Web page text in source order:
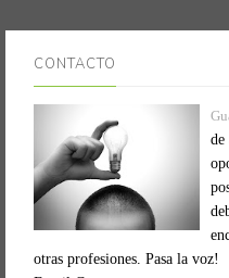
CONTACTO
de
otras profesiones. Pasa la voz!